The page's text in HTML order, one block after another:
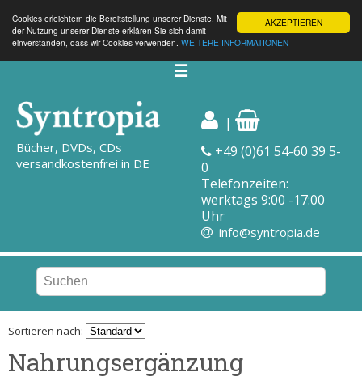
AKZEPTIEREN
Cookies erleichtern die Bereitstellung unserer Dienste. Mit
der Nutzung unserer Dienste erklären Sie sich damit
einverstanden, dass wir Cookies verwenden. WEITERE INFORMATIONEN
☰
Bücher, DVDs, CDs
versandkostenfrei in DE
|
+49 (0)61 54-60 39 5-
0
Telefonzeiten:
werktags 9:00 -17:00
Uhr
info@syntropia.de
Sortieren nach:
Nahrungsergänzung